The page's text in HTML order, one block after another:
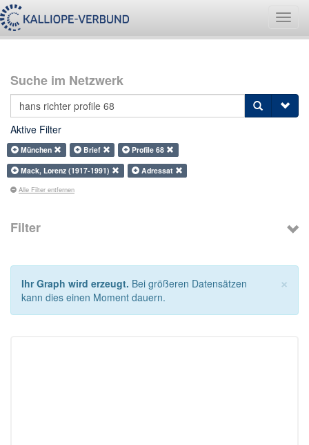
Suche im Netzwerk
Aktive Filter
München Brief
Profile 68
Mack, Lorenz (1917-1991)
Adressat
Alle Filter entfernen
Filter
×
Ihr Graph wird erzeugt. Bei größeren Datensätzen
kann dies einen Moment dauern.